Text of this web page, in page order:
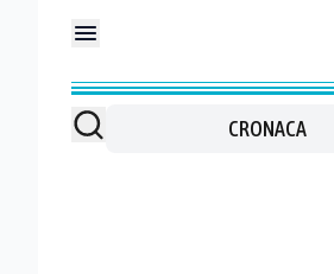
CRONACA